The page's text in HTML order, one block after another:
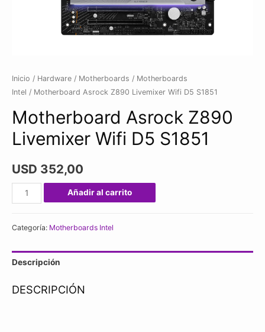
Inicio / Hardware / Motherboards / Motherboards
Intel / Motherboard Asrock Z890 Livemixer Wifi D5 S1851
Motherboard Asrock Z890
Livemixer Wifi D5 S1851
USD 352,00
Motherboard
Asrock
Livemixer
D5
cantidad
Añadir al carrito
Categoría: Motherboards Intel
Descripción
DESCRIPCIÓN